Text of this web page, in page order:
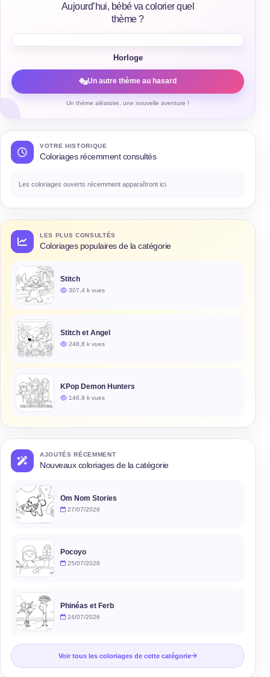
Aujourd’hui, bébé va colorier quel
thème ?
Horloge
Un autre thème au hasard
Un thème aléatoire, une nouvelle aventure !
VOTRE HISTORIQUE
Coloriages récemment consultés
Les coloriages ouverts récemment apparaîtront ici.
LES PLUS CONSULTÉS
Coloriages populaires de la catégorie
Stitch
307,4 k vues
Stitch et Angel
248,8 k vues
KPop Demon Hunters
146,9 k vues
AJOUTÉS RÉCEMMENT
Nouveaux coloriages de la catégorie
Om Nom Stories
27/07/2026
Pocoyo
25/07/2026
Phinéas et Ferb
24/07/2026
Voir tous les coloriages de cette catégorie